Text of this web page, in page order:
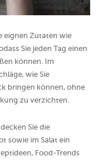
eignen Zutaten wie
Sie jeden Tag einen
können. Im
wie Sie
bringen können, ohne
zu verzichten.
Sie die
sowie im Salat ein
Food-Trends